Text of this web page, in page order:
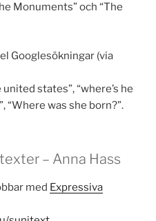
Monuments” och “The
Googlesökningar (via
states”, “where’s he
“Where was she born?”.
– Anna Hass
med Expressiva